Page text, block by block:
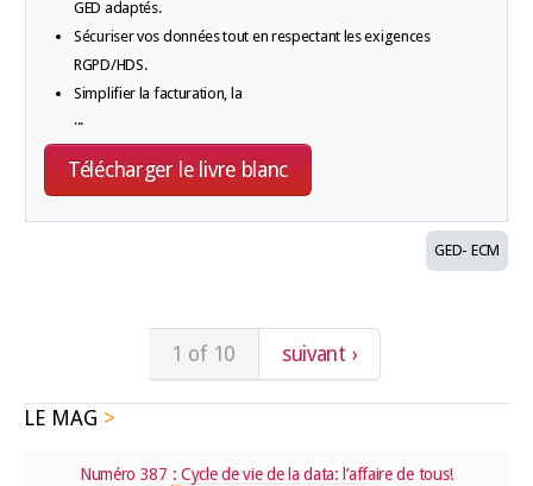
GED adaptés.
Sécuriser vos données tout en respectant les exigences
RGPD/HDS.
Simplifier la facturation, la
...
Télécharger le livre blanc
GED- ECM
1 of 10 suivant ›
LE MAG
Numéro 387 : Cycle de vie de la data: l’affaire de tous!